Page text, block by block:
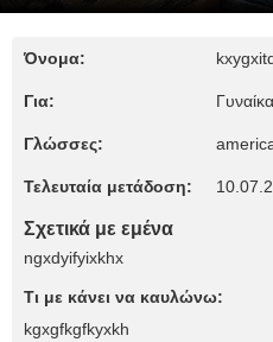
Όνομα:
Για: Γυναίκα
Γλώσσες:
Τελευταία μετάδοση:
Σχετικά με εμένα
ngxdyifyixkhx
Τι με κάνει να καυλώνω:
kgxgfkgfkyxkh